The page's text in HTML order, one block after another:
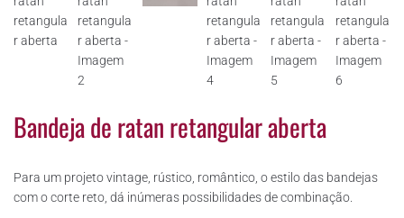
Bandeja de ratan retangular aberta
Para um projeto vintage, rústico, romântico, o estilo das bandejas
com o corte reto, dá inúmeras possibilidades de combinação.